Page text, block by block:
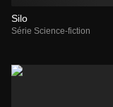
Silo
Série Science-fiction